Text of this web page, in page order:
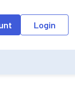
the suggestion list
Login